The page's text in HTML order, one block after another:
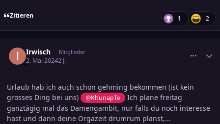
Zitieren 1 2
Irwisch Mitglieder
2. Mai 20242 J.
Urlaub hab ich auch schon gehming bekommen (ist kein
grosses Ding bei uns)
@KhunapTe
Ich plane freitag
ganztägig mal das Damengambit, nur falls du noch interesse
hast und dann deine Orgazeit drumrum planst,...